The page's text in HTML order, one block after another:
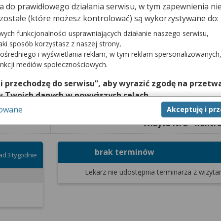
Terminy od dnia
Wizyta NFZ -
3 tygodnie brak terminów
Lekarz nie udostępnia terminarza z
do prawidłowego działania serwisu, w tym zapewnienia
(które możesz kontrolować) są wykorzystywane do:
funkcjonalności usprawniających działanie naszego serwisu,
sposób korzystasz z naszej strony,
i wyświetlania reklam, w tym reklam spersonalizowanych,
mediów społecznościowych.
przechodzę do serwisu”, aby wyrazić zgodę na
danych w powyższych celach.
zgody jest dobrowolne, a wyrażoną zgodę możesz w
na przetwarzanie Twoich danych tylko w niektórych
zaawansowanych”.
temat wykorzystywania narzędzi zewnętrznych w naszym
Akceptuję i